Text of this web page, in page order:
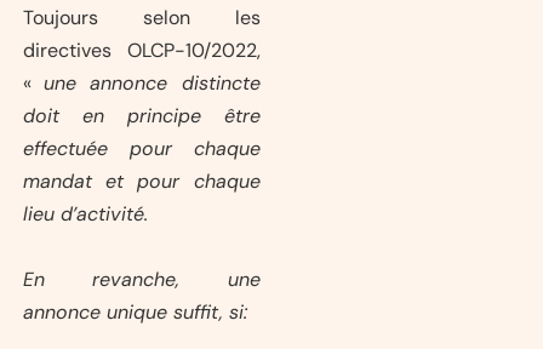
Toujours selon les
directives OLCP-10/2022,
«une annonce distincte
doit en principe être
effectuée pour chaque
mandat et pour chaque
lieu d’activité.
En revanche, une
annonce unique suffit, si: